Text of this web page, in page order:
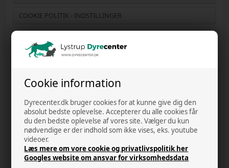
Cookie information
Dyrecenter.dk bruger cookies for at kunne give dig den
absolut bedste oplevelse. Accepterer du alle cookies får
du den bedste oplevelse af vores site. Vælger du kun
nødvendige er der indhold som ikke vises, eks. youtube
videoer.
Læs mere om vore cookie og privatlivspolitik her
Googles website om ansvar for virksomhedsdata
COOKIE POLITIK - INDSTILLINGER
HANDELSBETINGELSER
F.A.Q.
KUNDECENTER - LOG IND
OUTLET
OM OS
RABAT